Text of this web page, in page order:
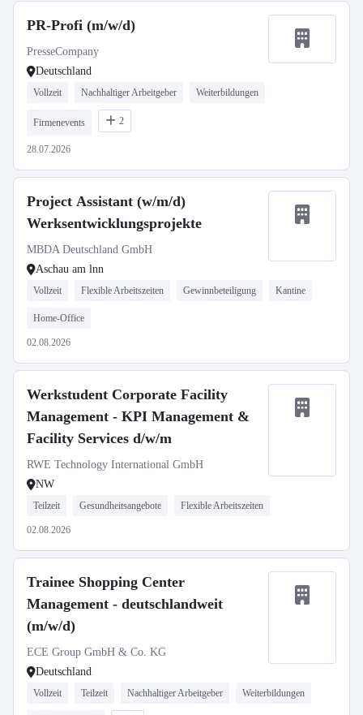
PR-Profi (m/w/d)
PresseCompany
Deutschland
Vollzeit Nachhaltiger Arbeitgeber Weiterbildungen
Firmenevents 2
28.07.2026
Project Assistant (w/m/d)
Werksentwicklungsprojekte
MBDA Deutschland GmbH
Aschau am lnn
Vollzeit Flexible Arbeitszeiten Gewinnbeteiligung Kantine
Home-Office
02.08.2026
Werkstudent Corporate Facility
Management - KPI Management &
Facility Services d/w/m
RWE Technology International GmbH
NW
Teilzeit Gesundheitsangebote Flexible Arbeitszeiten
02.08.2026
Trainee Shopping Center
Management - deutschlandweit
(m/w/d)
ECE Group GmbH & Co. KG
Deutschland
Vollzeit Teilzeit Nachhaltiger Arbeitgeber Weiterbildungen